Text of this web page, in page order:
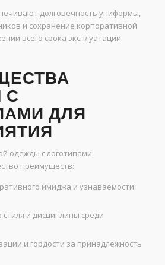
долговечность униформы,
и сохранение корпоративной
всего срока эксплуатации.
С
ДЛЯ
одежды с логотипами
преимуществ:
имиджа и узнаваемости
и дисциплины среди
и гордости за принадлежность